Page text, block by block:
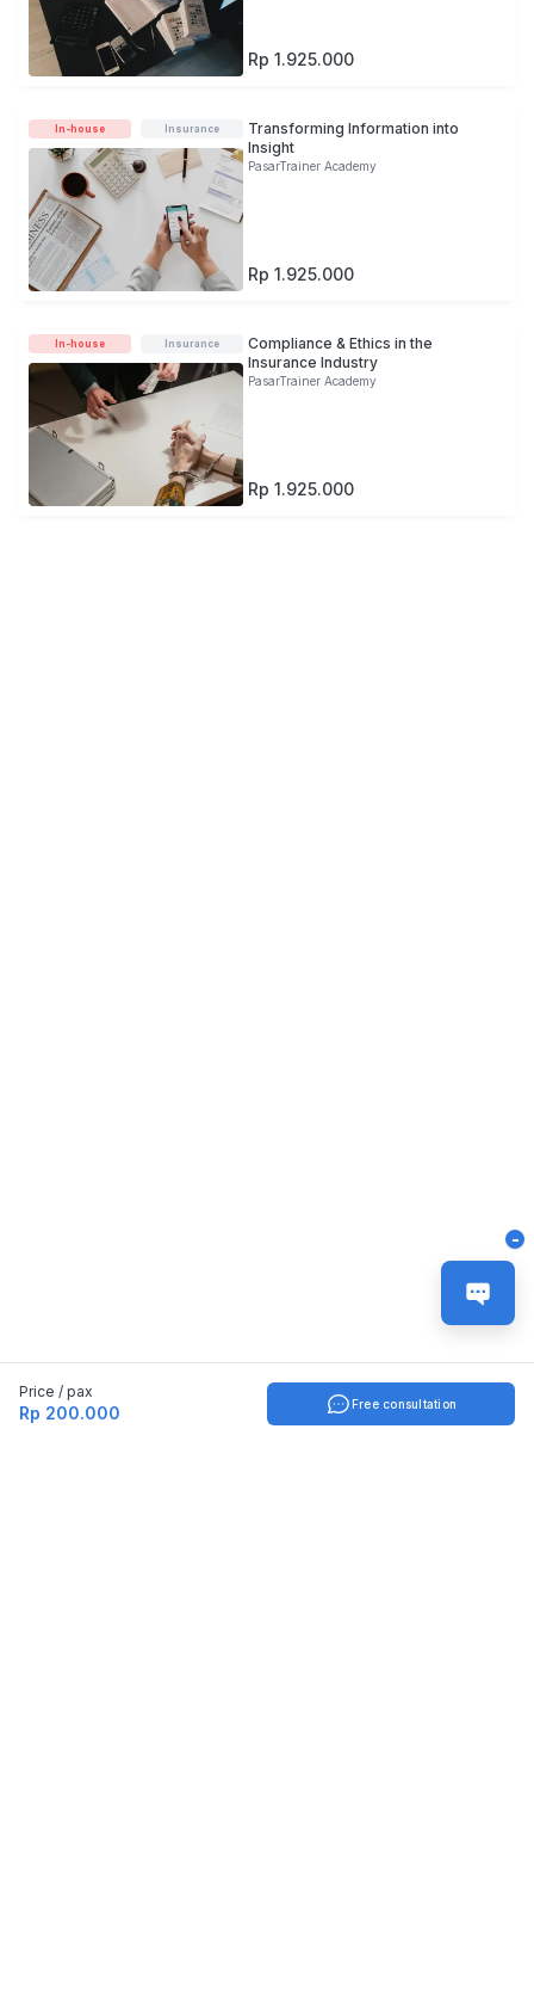
-
Rp 1.925.000
In-house Insurance
Transforming Information into
Insight
PasarTrainer Academy
Rp 1.925.000
In-house Insurance
Compliance & Ethics in the
Insurance Industry
PasarTrainer Academy
Rp 1.925.000
Price / pax
Rp 200.000 Free consultation